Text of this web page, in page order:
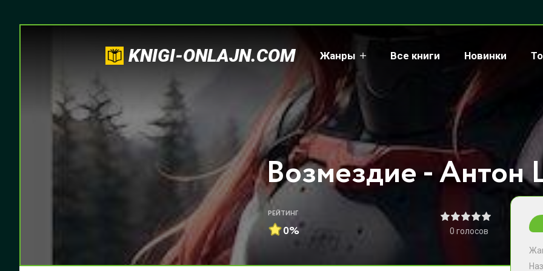
KNIGI-ONLAJN.COM Жанры Все книги Новинки
Возмездие - Антон
РЕЙТИНГ
0% 0 голосов